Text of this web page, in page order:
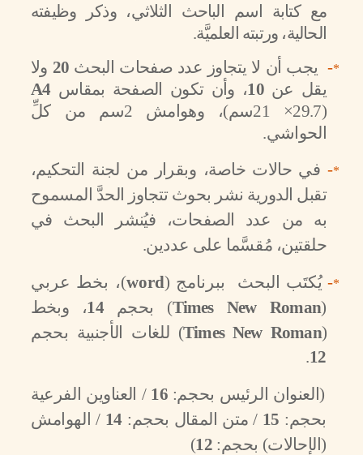
مع كتابة اسم الباحث الثلاثي، وذكر وظيفته
الحالية، ورتبته العلميَّة.
*
- يجب أن لا يتجاوز عدد صفحات البحث 20 ولا
يقل عن10، وأن تكون الصفحة بمقاس A4
(29.7× 21سم)، وهوامش 2سم من كلِّ
الحواشي.
*
- في حالات خاصة، وبقرار من لجنة التحكيم،
تقبل الدورية نشر بحوث تتجاوز الحدَّ المسموح
به من عدد الصفحات، فيُنشر البحث في
حلقتين، مُقسَّما على عددين.
*
- يُكتَب البحث ببرنامج (word)، بخط عربي
(
Times New Roman
) بحجم14، وبخط
(
Times New Roman
) للغات الأجنبية بحجم
12
.
(العنوان الرئيس بحجم: 16 / العناوين الفرعية
بحجم: 15 / متن المقال بحجم: 14 / الهوامش
(الإحالات) بحجم: 12
)